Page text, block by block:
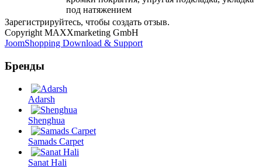
под натяжением
Зарегистрируйтесь, чтобы создать отзыв.
Copyright MAXXmarketing GmbH
JoomShopping Download & Support
Бренды
Adarsh
Shenghua
Samads Carpet
Sanat Hali